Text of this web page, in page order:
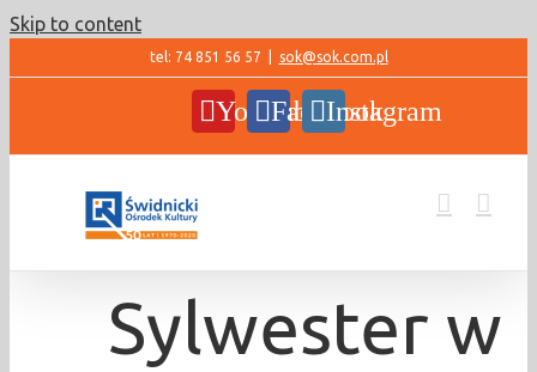
Skip to content
tel: 74 851 56 57 sok@sok.com.pl
YouTubeFacebookInstagram
Sylwester w